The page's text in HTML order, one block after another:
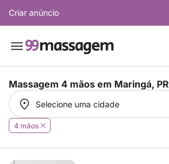
Criar anúncio
Massagem 4 mãos em Maringá, PR
Selecione uma cidade
Selecione uma cidade
4 mãos